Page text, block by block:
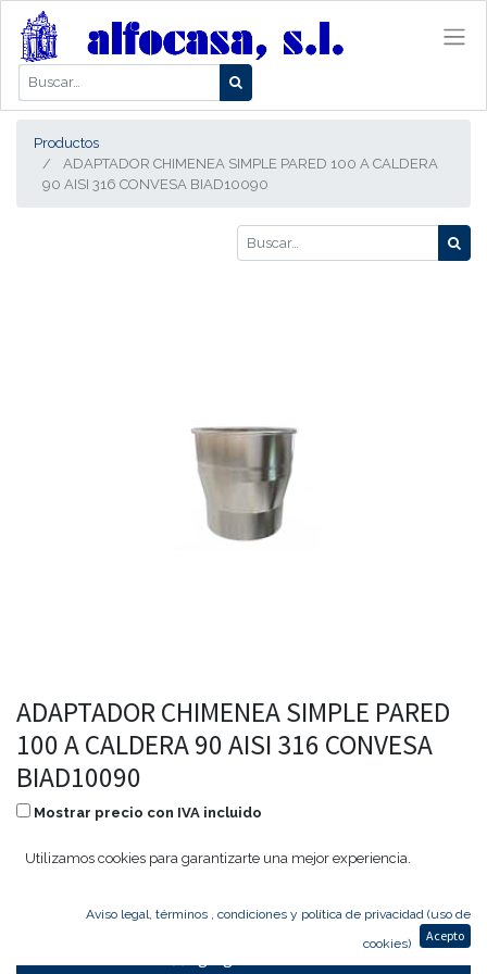
Productos
ADAPTADOR CHIMENEA SIMPLE PARED 100 A CALDERA
90 AISI 316 CONVESA BIAD10090
ADAPTADOR CHIMENEA SIMPLE PARED
100 A CALDERA 90 AISI 316 CONVESA
BIAD10090
Mostrar precio con IVA incluido
39,81€ 19,11€
Utilizamos cookies para garantizarte una mejor experiencia.
Aviso legal, términos , condiciones y política de privacidad (uso de
cookies)
Acepto